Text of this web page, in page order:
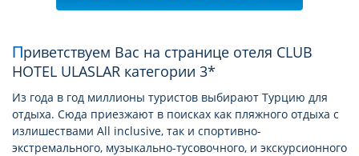
Приветствуем Вас на странице отеля CLUB
HOTEL ULASLAR категории 3*
Из года в год миллионы туристов выбирают Турцию для
отдыха. Сюда приезжают в поисках как пляжного отдыха с
излишествами All inclusive, так и спортивно-
экстремального, музыкально-тусовочного, и экскурсионного